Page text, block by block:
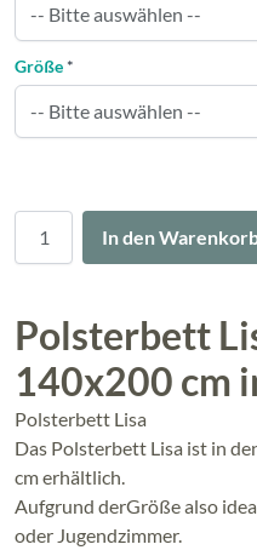
In den
Größe *
Polsterbett
140x200 cm
Polsterbett Lisa
Das Polsterbett Lisa ist in
cm erhältlich.
Aufgrund derGröße also
oder Jugendzimmer.